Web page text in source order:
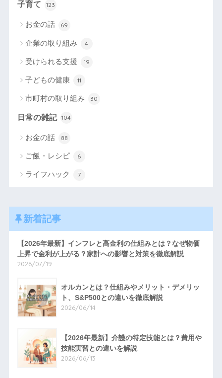
子育て 123
お金の話 69
企業の取り組み 4
受けられる支援 19
子どもの健康 11
市町村の取り組み 30
日常の雑記 104
お金の話 88
ご飯・レシピ 6
ライフハック 7
新着記事
【2026年最新】インフレと高金利の仕組みとは？なぜ物価
上昇で金利が上がる？家計への影響と対策を徹底解説
2026/07/19
オルカンとは？仕組みやメリット・デメリッ
ト、S&P500との違いを徹底解説
2026/06/14
【2026年最新】介護の特定技能とは？費用や
技能実習との違いを解説
2026/06/13